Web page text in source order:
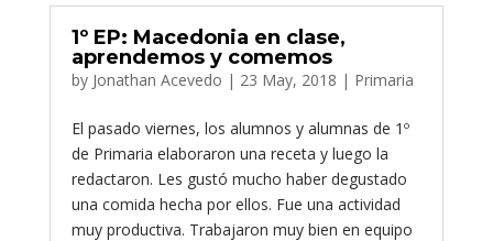
1º EP: Macedonia en clase,
aprendemos y comemos
by Jonathan Acevedo | 23 May, 2018 | Primaria
El pasado viernes, los alumnos y alumnas de 1º
de Primaria elaboraron una receta y luego la
redactaron. Les gustó mucho haber degustado
una comida hecha por ellos. Fue una actividad
muy productiva. Trabajaron muy bien en equipo